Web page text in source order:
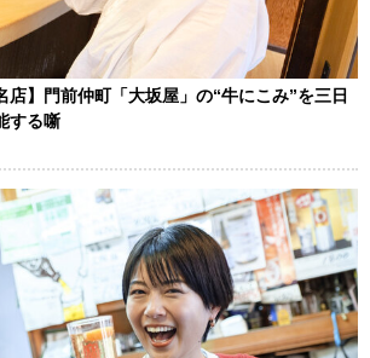
店】門前仲町「大坂屋」の“牛にこみ”を三日
する噺